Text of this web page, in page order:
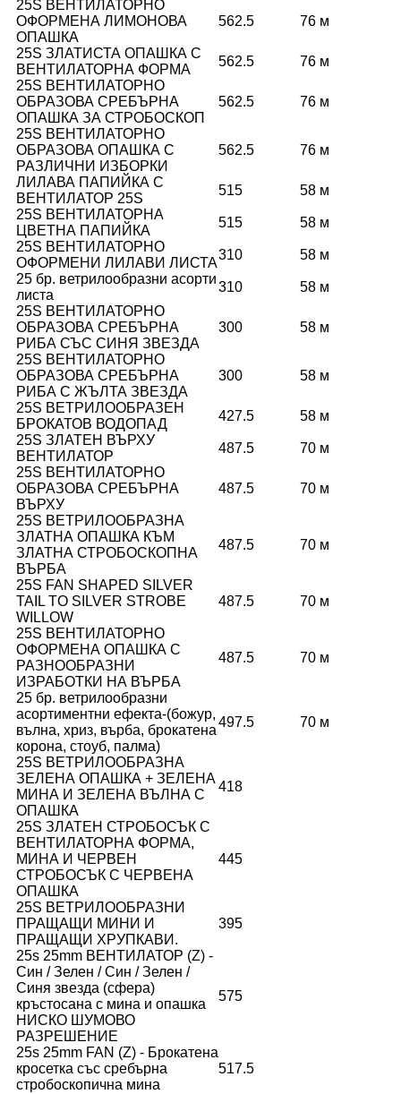
25S ВЕНТИЛАТОРНО
ОФОРМЕНА ЛИМОНОВА
ОПАШКА
562.5 76 м
25S ЗЛАТИСТА ОПАШКА С
ВЕНТИЛАТОРНА ФОРМА
562.5
76 м
25S ВЕНТИЛАТОРНО
ОБРАЗОВА СРЕБЪРНА
ОПАШКА ЗА СТРОБОСКОП
562.5 76 м
25S ВЕНТИЛАТОРНО
ОБРАЗОВА ОПАШКА С
РАЗЛИЧНИ ИЗБОРКИ
562.5 76 м
ЛИЛАВА ПАПИЙКА С
ВЕНТИЛАТОР 25S
515
58 м
25S ВЕНТИЛАТОРНА
ЦВЕТНА ПАПИЙКА
515
58 м
25S ВЕНТИЛАТОРНО
ОФОРМЕНИ ЛИЛАВИ ЛИСТА
310
58 м
25 бр. ветрилообразни асорти
листа
310
58 м
25S ВЕНТИЛАТОРНО
ОБРАЗОВА СРЕБЪРНА
РИБА СЪС СИНЯ ЗВЕЗДА
300 58 м
25S ВЕНТИЛАТОРНО
ОБРАЗОВА СРЕБЪРНА
РИБА С ЖЪЛТА ЗВЕЗДА
300 58 м
25S ВЕТРИЛООБРАЗЕН
БРОКАТОВ ВОДОПАД
427.5
58 м
25S ЗЛАТЕН ВЪРХУ
ВЕНТИЛАТОР
487.5
70 м
25S ВЕНТИЛАТОРНО
ОБРАЗОВА СРЕБЪРНА
ВЪРХУ
487.5 70 м
25S ВЕТРИЛООБРАЗНА
ЗЛАТНА ОПАШКА КЪМ
ЗЛАТНА СТРОБОСКОПНА
ВЪРБА
487.5 70 м
25S FAN SHAPED SILVER
TAIL TO SILVER STROBE
WILLOW
487.5 70 м
25S ВЕНТИЛАТОРНО
ОФОРМЕНА ОПАШКА С
РАЗНООБРАЗНИ
ИЗРАБОТКИ НА ВЪРБА
487.5 70 м
25 бр. ветрилообразни
асортиментни ефекта-(божур,
вълна, хриз, върба, брокатена
корона, стоуб, палма)
497.5 70 м
25S ВЕТРИЛООБРАЗНА
ЗЕЛЕНА ОПАШКА + ЗЕЛЕНА
МИНА И ЗЕЛЕНА ВЪЛНА С
ОПАШКА
418
25S ЗЛАТЕН СТРОБОСЪК С
ВЕНТИЛАТОРНА ФОРМА,
МИНА И ЧЕРВЕН
СТРОБОСЪК С ЧЕРВЕНА
ОПАШКА
445
25S ВЕТРИЛООБРАЗНИ
ПРАЩАЩИ МИНИ И
ПРАЩАЩИ ХРУПКАВИ.
395
25s 25mm ВЕНТИЛАТОР (Z) -
Син / Зелен / Син / Зелен /
Синя звезда (сфера)
кръстосана с мина и опашка
НИСКО ШУМОВО
РАЗРЕШЕНИЕ
575
25s 25mm FAN (Z) - Брокатена
кросетка със сребърна
стробоскопична мина
517.5